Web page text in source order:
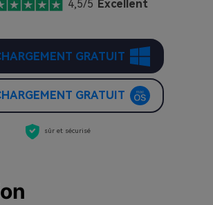
4,5/5 Excellent
GRATUIT
GRATUIT
sûr et sécurisé